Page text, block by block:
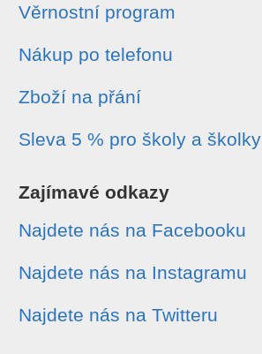
Věrnostní program
Nákup po telefonu
Zboží na přání
Sleva 5 % pro školy a školky
Zajímavé odkazy
Najdete nás na Facebooku
Najdete nás na Instagramu
Najdete nás na Twitteru